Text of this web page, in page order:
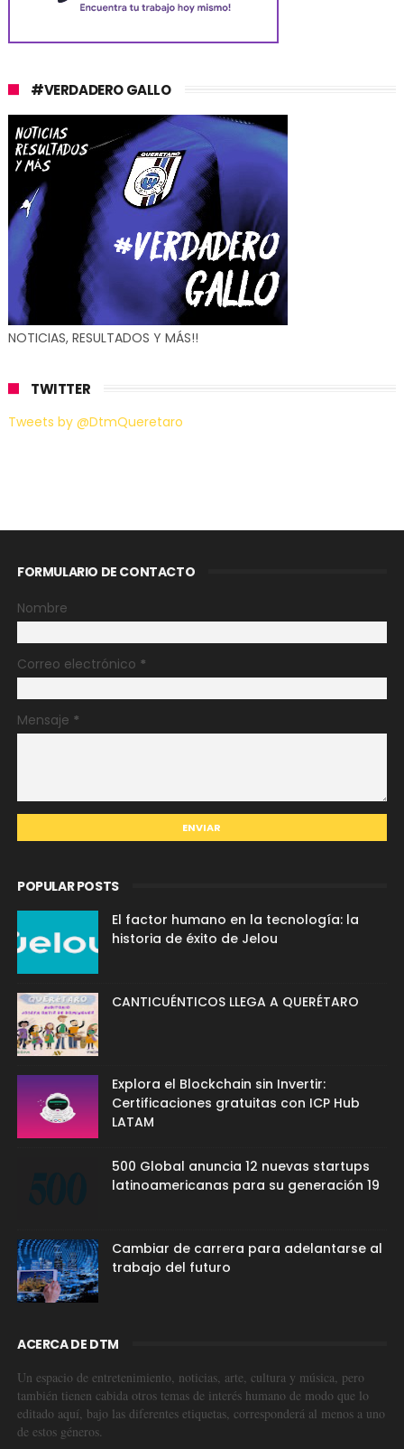
#VERDADERO GALLO
NOTICIAS, RESULTADOS Y MÁS!!
TWITTER
Tweets by @DtmQueretaro
FORMULARIO DE CONTACTO
Nombre
Correo electrónico *
Mensaje *
POPULAR POSTS
El factor humano en la tecnología: la
historia de éxito de Jelou
CANTICUÉNTICOS LLEGA A QUERÉTARO
Explora el Blockchain sin Invertir:
Certificaciones gratuitas con ICP Hub
LATAM
500 Global anuncia 12 nuevas startups
latinoamericanas para su generación 19
Cambiar de carrera para adelantarse al
trabajo del futuro
ACERCA DE DTM
Un espacio de entretenimiento, noticias, arte, cultura y música, pero
también tienen cabida otros temas de interés humano de modo que lo
editado aquí, bajo las diferentes etiquetas, corresponderá al menos a uno
de estos géneros.